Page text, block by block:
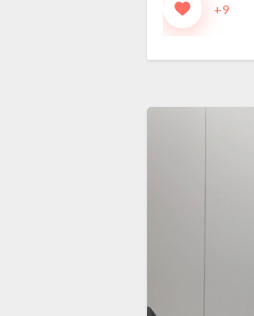
用
+9